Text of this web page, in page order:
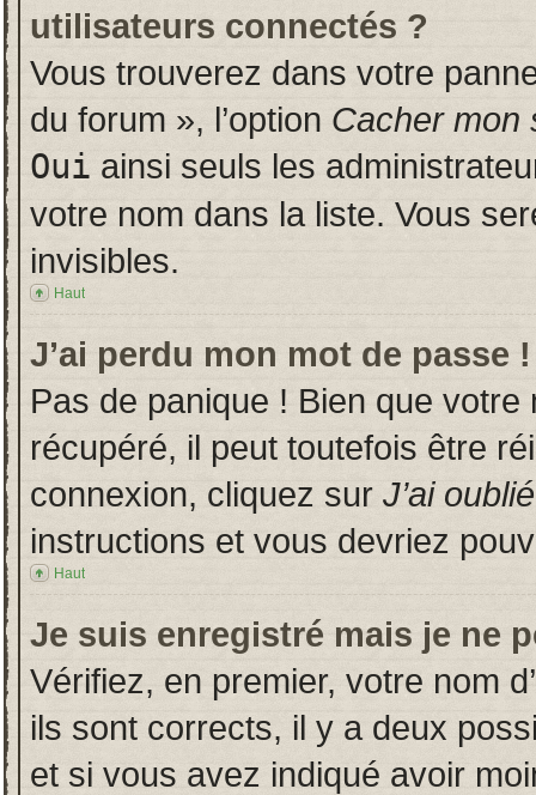
utilisateurs connectés ?
Vous trouverez dans votre
du forum », l’option Cacher mon
Oui ainsi seuls les
votre nom dans la liste. Vous
invisibles.
Haut
J’ai perdu mon mot de passe !
Pas de panique ! Bien que
récupéré, il peut toutefois être
connexion, cliquez sur J’ai
instructions et vous devriez
Haut
Je suis enregistré mais je ne
Vérifiez, en premier, votre nom
ils sont corrects, il y a deux
et si vous avez indiqué avoir